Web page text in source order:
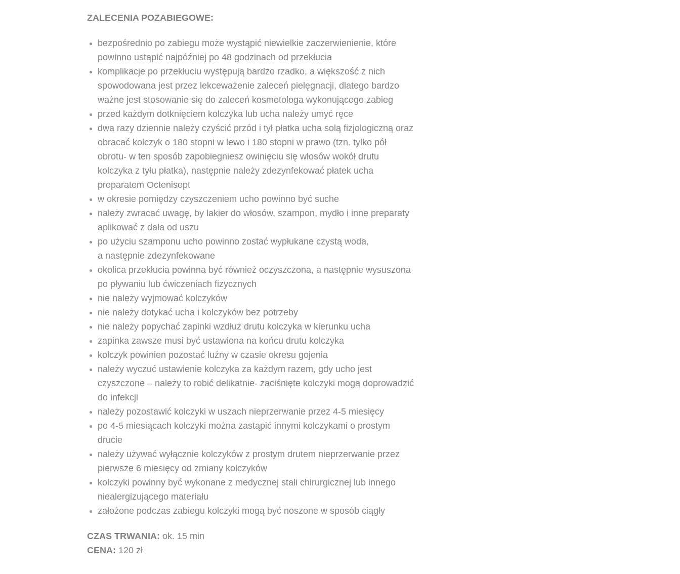
ZALECENIA POZABIEGOWE:
bezpośrednio po zabiegu może wystąpić niewielkie zaczerwienienie, które
powinno ustąpić najpóźniej po 48 godzinach od przekłucia
komplikacje po przekłuciu występują bardzo rzadko, a większość z nich
spowodowana jest przez lekceważenie zaleceń pielęgnacji, dlatego bardzo
ważne jest stosowanie się do zaleceń kosmetologa wykonującego zabieg
przed każdym dotknięciem kolczyka lub ucha należy umyć ręce
dwa razy dziennie należy czyścić przód i tył płatka ucha solą fizjologiczną oraz
obracać kolczyk o 180 stopni w lewo i 180 stopni w prawo (tzn. tylko pół
obrotu- w ten sposób zapobiegniesz owinięciu się włosów wokół drutu
kolczyka z tyłu płatka), następnie należy zdezynfekować płatek ucha
preparatem Octenisept
w okresie pomiędzy czyszczeniem ucho powinno być suche
należy zwracać uwagę, by lakier do włosów, szampon, mydło i inne preparaty
aplikować z dala od uszu
po użyciu szamponu ucho powinno zostać wypłukane czystą woda,
a następnie zdezynfekowane
okolica przekłucia powinna być również oczyszczona, a następnie wysuszona
po pływaniu lub ćwiczeniach fizycznych
nie należy wyjmować kolczyków
nie należy dotykać ucha i kolczyków bez potrzeby
nie należy popychać zapinki wzdłuż drutu kolczyka w kierunku ucha
zapinka zawsze musi być ustawiona na końcu drutu kolczyka
kolczyk powinien pozostać luźny w czasie okresu gojenia
należy wyczuć ustawienie kolczyka za każdym razem, gdy ucho jest
czyszczone – należy to robić delikatnie- zaciśnięte kolczyki mogą doprowadzić
do infekcji
należy pozostawić kolczyki w uszach nieprzerwanie przez 4-5 miesięcy
po 4-5 miesiącach kolczyki można zastąpić innymi kolczykami o prostym
drucie
należy używać wyłącznie kolczyków z prostym drutem nieprzerwanie przez
pierwsze 6 miesięcy od zmiany kolczyków
kolczyki powinny być wykonane z medycznej stali chirurgicznej lub innego
niealergizującego materiału
założone podczas zabiegu kolczyki mogą być noszone w sposób ciągły
CZAS TRWANIA: ok. 15 min
CENA: 120 zł